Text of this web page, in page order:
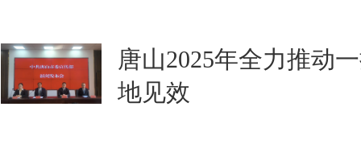
唐山2025年全力推动
地见效